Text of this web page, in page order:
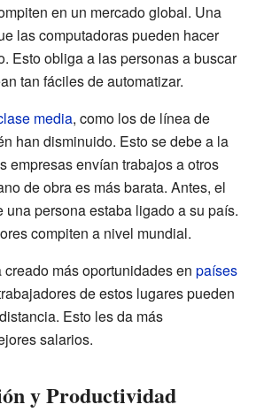
en un mercado global. Una
las computadoras pueden hacer
Esto obliga a las personas a buscar
tan fáciles de automatizar.
media, como los de línea de
han disminuido. Esto se debe a la
empresas envían trabajos a otros
de obra es más barata. Antes, el
una persona estaba ligado a su país.
compiten a nivel mundial.
creado más oportunidades en países
de estos lugares pueden
Esto les da más
salarios.
y Productividad